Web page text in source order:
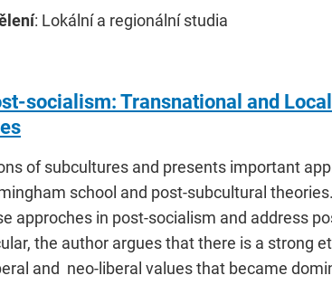
: Lokální a regionální studia
socialism: Transnational and
of subcultures and presents important
school and post-subcultural
approches in post-socialism and address
the author argues that there is a strong
and neo-liberal values that became